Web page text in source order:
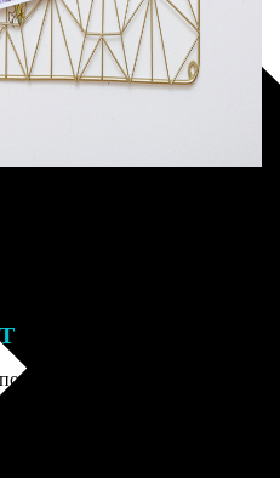
заказа к печати
могут связаться с Вами
телефону или email для
деталей.